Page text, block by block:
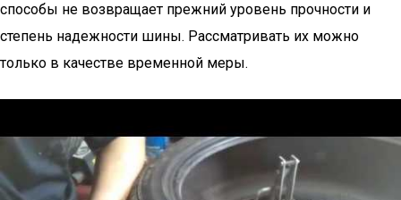
способы не возвращает прежний уровень прочности и
степень надежности шины. Рассматривать их можно
только в качестве временной меры.